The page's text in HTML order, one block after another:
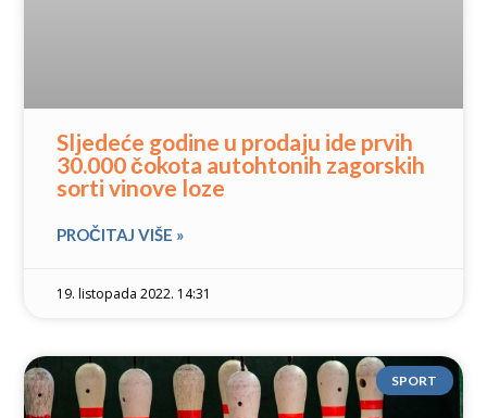
Sljedeće godine u prodaju ide prvih
30.000 čokota autohtonih zagorskih
sorti vinove loze
PROČITAJ VIŠE »
19. listopada 2022. 14:31
SPORT